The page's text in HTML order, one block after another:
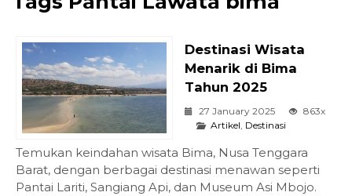
Destinasi Wisata
Menarik di Bima
Tahun 2025
27 January 2025
863x
Artikel, Destinasi
Temukan keindahan wisata Bima, Nusa Tenggara
Barat, dengan berbagai destinasi menawan seperti
Pantai Lariti, Sangiang Api, dan Museum Asi Mbojo.